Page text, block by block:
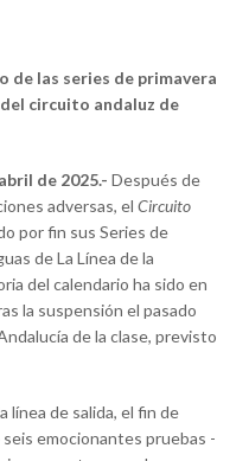
de las series de primavera
circuito andaluz de
de 2025.- Después de
adversas, elCircuito
por fin sus Series de
de La Línea de la
del calendario ha sido en
la suspensión el pasado
de la clase, previsto
línea de salida, el fin de
emocionantes pruebas -